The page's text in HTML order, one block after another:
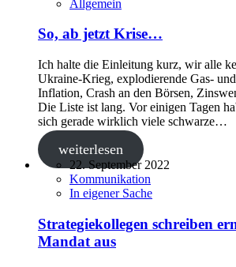
Allgemein
So, ab jetzt Krise…
Ich halte die Einleitung kurz, wir alle
Ukraine-Krieg, explodierende Gas-
Inflation, Crash an den Börsen,
Die Liste ist lang. Vor einigen Tagen
sich gerade wirklich viele schwarze…
weiterlesen
22. September 2022
Kommunikation
In eigener Sache
Strategiekollegen schreiben
Mandat aus